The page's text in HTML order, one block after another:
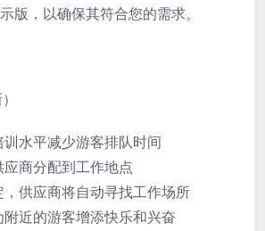
版，以确保其符合您的需求。
水平减少游客排队时间
商分配到工作地点
供应商将自动寻找工作场所
近的游客增添快乐和兴奋